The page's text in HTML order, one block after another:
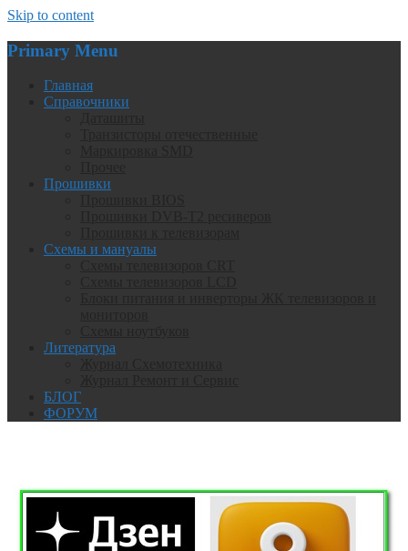
Skip to content
Primary Menu
Главная
Справочники
Прошивки
Схемы и мануалы
Литература
БЛОГ
ФОРУМ